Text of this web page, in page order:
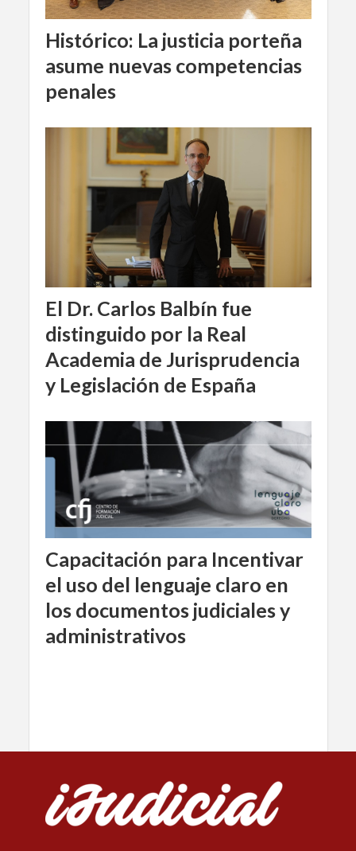
Histórico: La justicia porteña
asume nuevas competencias
penales
El Dr. Carlos Balbín fue
distinguido por la Real
Academia de Jurisprudencia
y Legislación de España
Capacitación para Incentivar
el uso del lenguaje claro en
los documentos judiciales y
administrativos